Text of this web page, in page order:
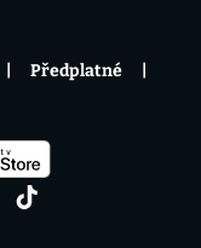
Předplatné